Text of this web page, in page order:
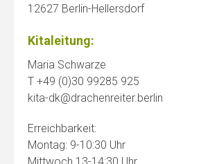
12627 Berlin-Hellersdorf
Kitaleitung:
Maria Schwarze
T +49 (0)30 99285 925
kita-dk@drachenreiter.berlin
Erreichbarkeit:
Montag: 9-10:30 Uhr